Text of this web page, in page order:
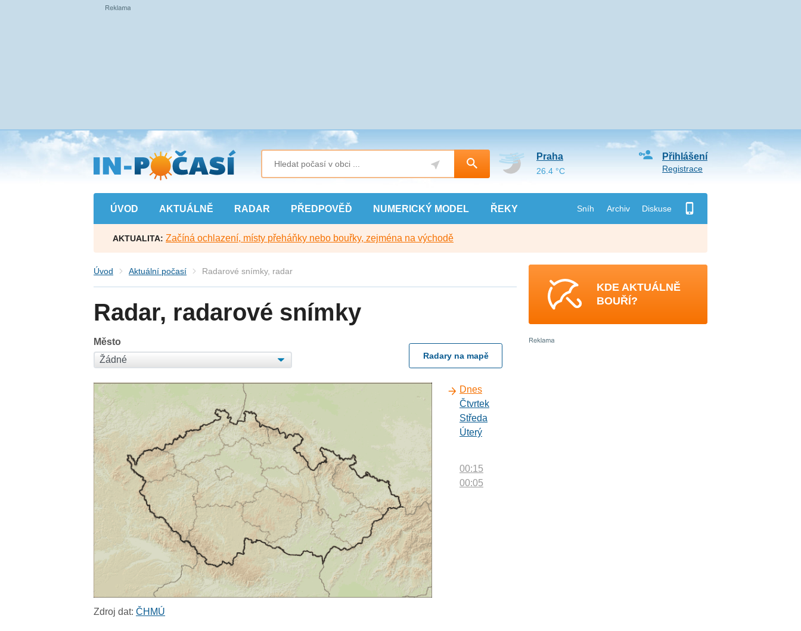
Přejít
na
hlavní
obsah
ÚVOD AKTUÁLNĚ RADAR PŘEDPOVĚĎ NUMERICKÝ MODEL ŘEKY Sníh Archiv Diskuse
Přihlášení
Registrace
Praha
26.4 °C
AKTUALITA: Začíná ochlazení, místy přeháňky nebo bouřky, zejména na východě
Úvod Aktuální počasí Radarové snímky, radar
Radar, radarové snímky
Město
Radary na mapě
Dnes
Čtvrtek
Středa
Úterý
00:15
00:05
Zdroj dat:ČHMÚ
KDE AKTUÁLNĚ
BOUŘÍ?